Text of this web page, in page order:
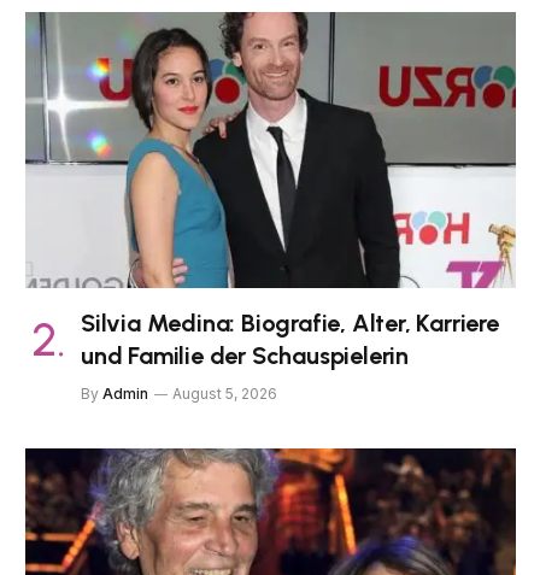
Silvia Medina: Biografie, Alter, Karriere
und Familie der Schauspielerin
By Admin August 5, 2026